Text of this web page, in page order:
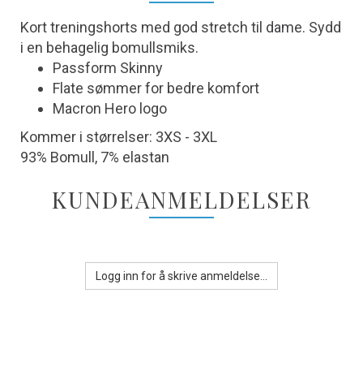
Kort treningshorts med god stretch til dame. Sydd
i en behagelig bomullsmiks.
Passform Skinny
Flate sømmer for bedre komfort
Macron Hero logo
Kommer i størrelser: 3XS - 3XL
93% Bomull, 7% elastan
KUNDEANMELDELSER
Logg inn for å skrive anmeldelse...